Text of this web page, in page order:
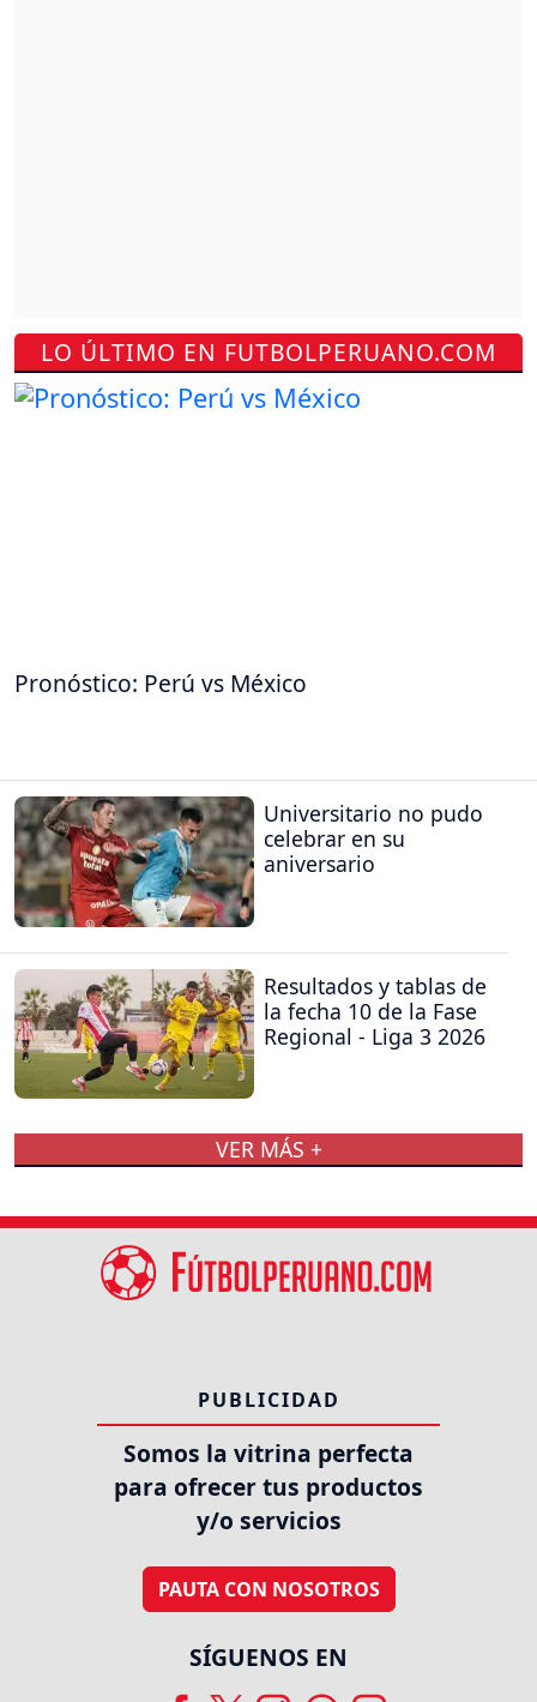
LO ÚLTIMO EN FUTBOLPERUANO.COM
Pronóstico: Perú vs México
Universitario no pudo
celebrar en su
aniversario
Resultados y tablas de
la fecha 10 de la Fase
Regional - Liga 3 2026
VER MÁS +
PUBLICIDAD
Somos la vitrina perfecta
para ofrecer tus productos
y/o servicios
PAUTA CON NOSOTROS
SÍGUENOS EN